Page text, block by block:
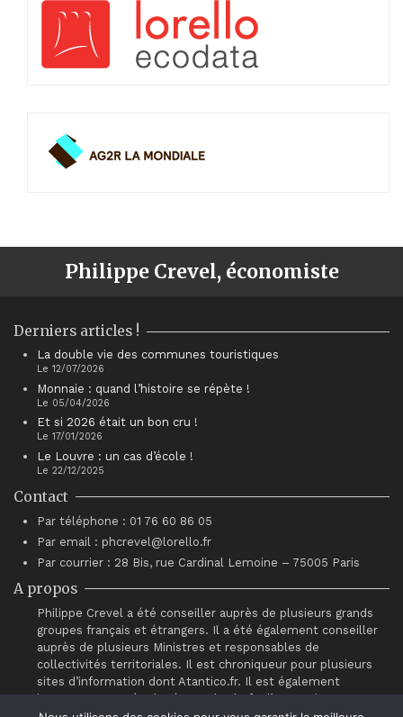
Philippe Crevel, économiste
Derniers articles !
La double vie des communes touristiques
Le 12/07/2026
Monnaie : quand l’histoire se répète !
Le 05/04/2026
Et si 2026 était un bon cru !
Le 17/01/2026
Le Louvre : un cas d’école !
Le 22/12/2025
Contact
Par téléphone : 01 76 60 86 05
Par email : phcrevel@lorello.fr
Par courrier : 28 Bis, rue Cardinal Lemoine – 75005 Paris
A propos
Philippe Crevel a été conseiller auprès de plusieurs grands
groupes français et étrangers. Il a été également conseiller
auprès de plusieurs Ministres et responsables de
collectivités territoriales. Il est chroniqueur pour plusieurs
sites d’information dont Atantico.fr. Il est également
intervenant auprès du réseau de chefs d’entreprises